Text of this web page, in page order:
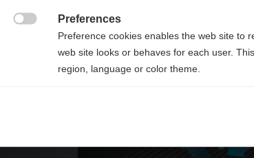
TRIPLE F®
Preferences
Preference cookies enables the web site to
web site looks or behaves for each user.
region, language or color theme.
Analytical cookies help us improve our